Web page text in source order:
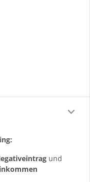
und